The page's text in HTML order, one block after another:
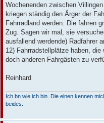
r
a
Wochenenden zwischen
kriegen ständig den Ärger der
Fahrradland werden. Die fahren
Zug. Sagen wir mal, sie
ausfallend werdende) Radfahrer
12) Fahrradstellplätze haben,
doch anderen Fahrgästen zu
Reinhard
Ich bn wie ich bin. Die einen kennen
beides.